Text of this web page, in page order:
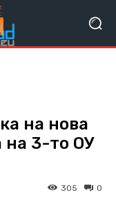
на нова
на 3-то ОУ
0
305